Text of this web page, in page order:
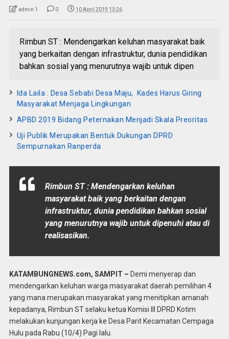
admin 1 0 10 April 2019 13:26
Rimbun ST : Mendengarkan keluhan masyarakat baik
yang berkaitan dengan infrastruktur, dunia pendidikan
bahkan sosial yang menurutnya wajib untuk dipen
Ida Laila : Desa Sebabi Desa Maju, Kades Harus Giring
Masyarakat Menjaga Lingkungan
APBD 2019 Bidang Peternakan Menjadi Skala Preoritas
Uji Publik Merupakan Bentuk Dukungan DPRD
Sempurnakan Ranperda
Rimbun ST : Mendengarkan keluhan
masyarakat baik yang berkaitan dengan
infrastruktur, dunia pendidikan bahkan sosial
yang menurutnya wajib untuk dipenuhi atau di
realisasikan.
KATAMBUNGNEWS.com, SAMPIT – Demi menyerap dan
mendengarkan keluhan warga masyarakat daerah pemilihan 4
yang mana merupakan masyarakat yang menitipkan amanah
kepadanya, Rimbun ST selaku ketua Komisi III DPRD Kotim
melakukan kunjungan kerja ke Desa Parit Kecamatan Cempaga
Hulu pada Rabu (10/4) Pagi lalu.